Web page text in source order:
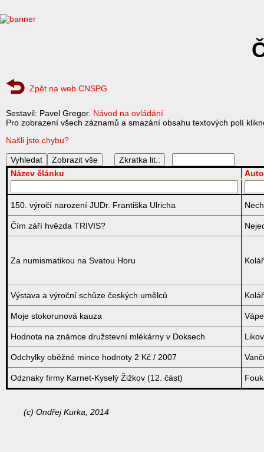
Zpět na web CNSPG
Sestavil: Pavel Gregor. Návod na ovládání
Pro zobrazení všech záznamů a smazání obsahu textových polí
Našli jste chybu?
Zkratka lit.:
Název článku
150. výročí narození JUDr. Františka Ulricha
Čím září hvězda TRIVIS?
Za numismatikou na Svatou Horu
Výstava a výroční schůze českých umělců
Moje stokorunová kauza
Hodnota na známce družstevní mlékárny v Doksech
Odchylky oběžné mince hodnoty 2 Kč / 2007
Odznaky firmy Karnet-Kyselý Žižkov (12. část)
(c) Ondřej Kurka, 2014